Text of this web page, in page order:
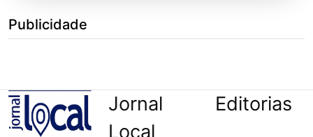
Publicidade
Jornal
Local
Editorias